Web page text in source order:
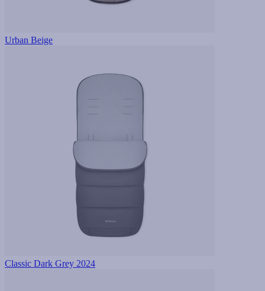
Urban Beige
Classic Dark Grey 2024